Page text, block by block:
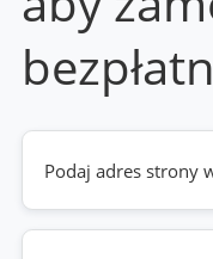
Twoja
strona
www
(wymagane)
Telefon